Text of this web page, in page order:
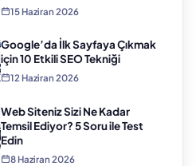
15 Haziran 2026
Google’da İlk Sayfaya Çıkmak
için 10 Etkili SEO Tekniği
12 Haziran 2026
Web Siteniz Sizi Ne Kadar
Temsil Ediyor? 5 Soru ile Test
Edin
8 Haziran 2026